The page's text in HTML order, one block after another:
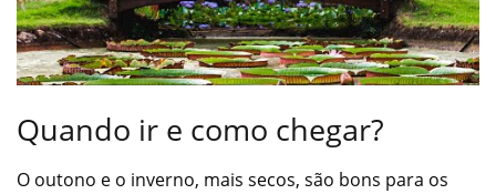
Quando ir e como chegar?
O outono e o inverno, mais secos, são bons para os